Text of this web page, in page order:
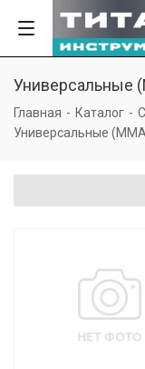
Универсальные
Главная - Каталог -
Универсальные